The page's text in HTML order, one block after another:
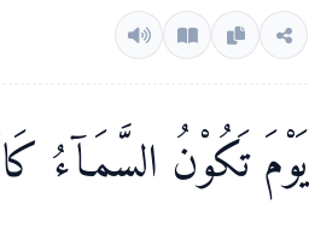
يَوْمَ تَكُوْنُ السَّمَاۤءُ